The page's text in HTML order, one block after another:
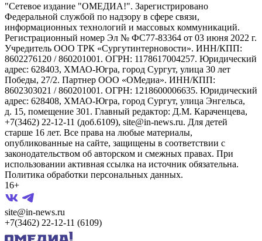
"Сетевое издание "ОМЕДИА!". Зарегистрировано
Федеральной службой по надзору в сфере связи,
информационных технологий и массовых коммуникаций.
Регистрационный номер Эл № ФС77-83364 от 03 июня 2022 г.
Учредитель ООО ТРК «Сургутинтерновости». ИНН/КПП:
8602276120 / 860201001. ОГРН: 1178617004257. Юридический
адрес: 628403, ХМАО-Югра, город Сургут, улица 30 лет
Победы, 27/2. Партнер ООО «ОМедиа». ИНН/КПП:
8602303021 / 860201001. ОГРН: 1218600006635. Юридический
адрес: 628408, ХМАО-Югра, город Сургут, улица Энгельса,
д. 15, помещение 301. Главный редактор: Д.М. Караченцева,
+7(3462) 22-12-11 (доб.6109), site@in-news.ru. Для детей
старше 16 лет. Все права на любые материалы,
опубликованные на сайте, защищены в соответствии с
законодательством об авторском и смежных правах. При
использовании активная ссылка на источник обязательна.
Политика обработки персональных данных.
16+
site@in-news.ru
+7(3462) 22-12-11 (6109)